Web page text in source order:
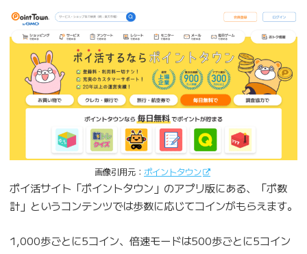
画像引用元： ポイントタウン
ポイ活サイト「ポイントタウン」のアプリ版にある、「ポ数
計」というコンテンツでは歩数に応じてコインがもらえます。
1,000歩ごとに5コイン、倍速モードは500歩ごとに5コイン